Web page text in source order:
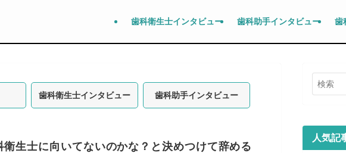
歯科衛生士インタビュー 歯科助手インタビュー 歯
歯科衛生士インタビュー 歯科助手インタビュー
衛生士に向いてないのかな？と決めつけて辞める
人気記